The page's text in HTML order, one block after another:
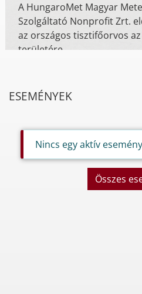
A HungaroMet Magyar
Szolgáltató Nonprofit Zrt.
az országos tisztifőorvos
területére
ESEMÉNYEK
Nincs egy aktív
Összes